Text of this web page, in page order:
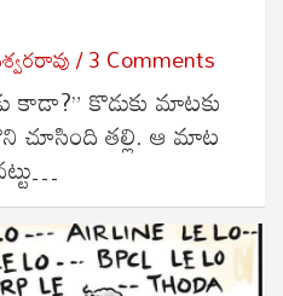
3 Comments
కాడా?” కొడుకు మాటకు
చూసింది తల్లి. ఆ మాట